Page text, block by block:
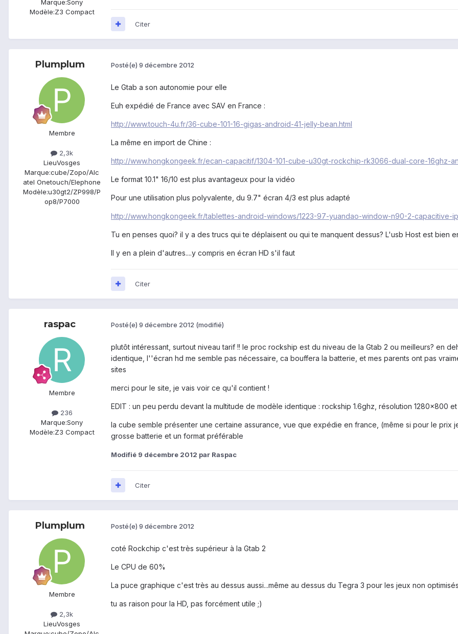
Marque:Sony
Modèle:Z3 Compact
Citer
Plumplum
Membre
2,3k
LieuVosges
Marque:cube/Zopo/Alc
atel Onetouch/Elephone
Modèle:u30gt2/ZP998/P
op8/P7000
Posté(e) 9 décembre 2012
Le Gtab a son autonomie pour elle
Euh expédié de France avec SAV en France :
http://www.touch-4u.fr/36-cube-101-16-gigas-android-41-jelly-bean.html
La même en import de Chine :
http://www.hongkongeek.fr/ecan-capacitif/1304-101-cube-u30gt-rockchip-rk3066-dual-core-16ghz-
Le format 10.1" 16/10 est plus avantageux pour la vidéo
Pour une utilisation plus polyvalente, du 9.7" écran 4/3 est plus adapté
http://www.hongkongeek.fr/tablettes-android-windows/1223-97-yuandao-window-n90-2-capacitive-
Tu en penses quoi? il y a des trucs qui te déplaisent ou qui te manquent dessus? L'usb Host est bien
Il y en a plein d'autres....y compris en écran HD s'il faut
Citer
raspac
Membre
236
Marque:Sony
Modèle:Z3 Compact
Posté(e) 9 décembre 2012 (modifié)
plutôt intéressant, surtout niveau tarif !! le proc rockship est du niveau de la Gtab 2 ou meilleurs? en
identique, l''écran hd me semble pas nécessaire, ca bouffera la batterie, et mes parents ont pas
sites
merci pour le site, je vais voir ce qu'il contient !
EDIT : un peu perdu devant la multitude de modèle identique : rockship 1.6ghz, résolution 1280x800
la cube semble présenter une certaine assurance, vue que expédie en france, (même si pour le prix
grosse batterie et un format préférable
Modifié 9 décembre 2012 par Raspac
Citer
Plumplum
Membre
2,3k
LieuVosges
Posté(e) 9 décembre 2012
coté Rockchip c'est très supérieur à la Gtab 2
Le CPU de 60%
La puce graphique c'est très au dessus aussi...même au dessus du Tegra 3 pour les jeux non
tu as raison pour la HD, pas forcément utile ;)